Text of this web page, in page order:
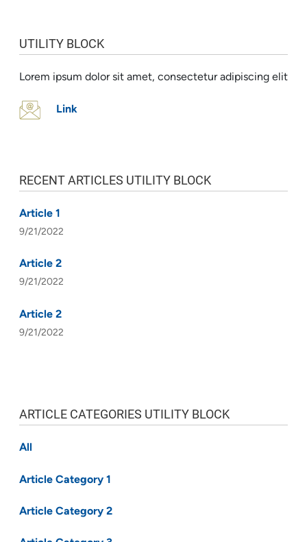
UTILITY BLOCK
Lorem ipsum dolor sit amet, consectetur adipiscing elit
Link
RECENT ARTICLES UTILITY BLOCK
Article 1
9/21/2022
Article 2
9/21/2022
Article 2
9/21/2022
ARTICLE CATEGORIES UTILITY BLOCK
All
Article Category 1
Article Category 2